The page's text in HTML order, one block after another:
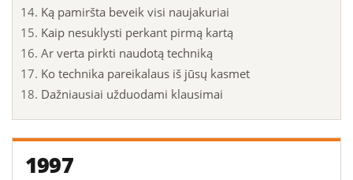
Ką pamiršta beveik visi naujakuriai
Kaip nesuklysti perkant pirmą kartą
Ar verta pirkti naudotą techniką
Ko technika pareikalaus iš jūsų kasmet
Dažniausiai užduodami klausimai
1997